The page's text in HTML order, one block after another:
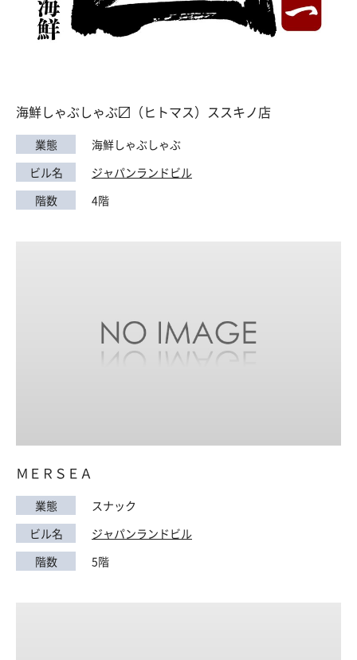
海鮮しゃぶしゃぶ〼（ヒトマス）ススキノ店
業態
海鮮しゃぶしゃぶ
ビル名
ジャパンランドビル
階数
4階
ＭＥＲＳＥＡ
業態
スナック
ビル名
ジャパンランドビル
階数
5階